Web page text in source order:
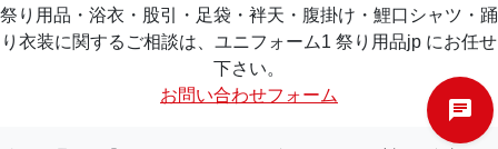
祭り用品・浴衣・股引・足袋・袢天・腹掛け・鯉口シャツ・踊
り衣装に関するご相談は、ユニフォーム1 祭り用品jp にお任せ
下さい。
お問い合わせフォーム